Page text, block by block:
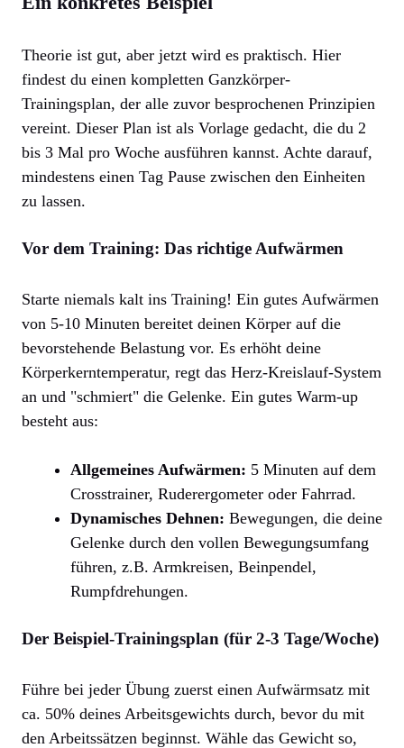
Theorie ist gut, aber jetzt wird es praktisch. Hier
findest du einen kompletten Ganzkörper-
Trainingsplan, der alle zuvor besprochenen Prinzipien
vereint. Dieser Plan ist als Vorlage gedacht, die du 2
bis 3 Mal pro Woche ausführen kannst. Achte darauf,
mindestens einen Tag Pause zwischen den Einheiten
zu lassen.
Vor dem Training: Das richtige Aufwärmen
Starte niemals kalt ins Training! Ein gutes Aufwärmen
von 5-10 Minuten bereitet deinen Körper auf die
bevorstehende Belastung vor. Es erhöht deine
Körperkerntemperatur, regt das Herz-Kreislauf-System
an und "schmiert" die Gelenke. Ein gutes Warm-up
besteht aus:
Allgemeines Aufwärmen: 5 Minuten auf dem
Crosstrainer, Ruderergometer oder Fahrrad.
Dynamisches Dehnen: Bewegungen, die deine
Gelenke durch den vollen Bewegungsumfang
führen, z.B. Armkreisen, Beinpendel,
Rumpfdrehungen.
Der Beispiel-Trainingsplan (für 2-3 Tage/Woche)
Führe bei jeder Übung zuerst einen Aufwärmsatz mit
ca. 50% deines Arbeitsgewichts durch, bevor du mit
den Arbeitssätzen beginnst. Wähle das Gewicht so,